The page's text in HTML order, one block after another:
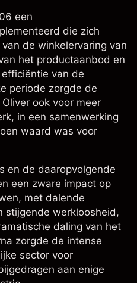
een
die zich
de winkelervaring van
het productaanbod en
van de
periode zorgde de
ook voor meer
in een samenwerking
waard was voor
en de daaropvolgende
een zware impact op
met dalende
stijgende werkloosheid,
daling van het
zorgde de intense
sector voor
aan enige